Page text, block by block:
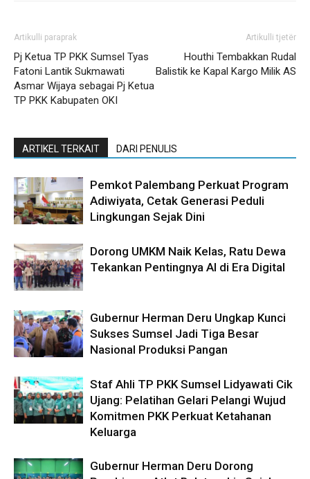
Artikulli paraprak
Pj Ketua TP PKK Sumsel Tyas
Fatoni Lantik Sukmawati
Asmar Wijaya sebagai Pj Ketua
TP PKK Kabupaten OKI
Artikulli tjetër
Houthi Tembakkan Rudal
Balistik ke Kapal Kargo Milik AS
ARTIKEL TERKAIT DARI PENULIS
Pemkot Palembang Perkuat Program
Adiwiyata, Cetak Generasi Peduli
Lingkungan Sejak Dini
Dorong UMKM Naik Kelas, Ratu Dewa
Tekankan Pentingnya AI di Era Digital
Gubernur Herman Deru Ungkap Kunci
Sukses Sumsel Jadi Tiga Besar
Nasional Produksi Pangan
Staf Ahli TP PKK Sumsel Lidyawati Cik
Ujang: Pelatihan Gelari Pelangi Wujud
Komitmen PKK Perkuat Ketahanan
Keluarga
Gubernur Herman Deru Dorong